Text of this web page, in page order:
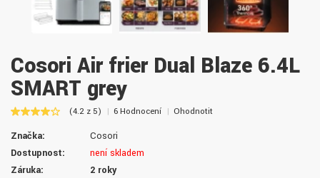
Cosori Air frier Dual Blaze 6.4L
SMART grey
(4.2 z 5) 6 Hodnocení Ohodnotit
Značka:
Cosori
Dostupnost:
není skladem
Záruka:
2 roky